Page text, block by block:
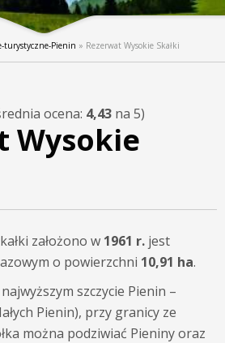
turystyczne-Pienin » Rezerwat Wysokie Skałki
ocena: 4,43 na 5)
Wysokie
założono w 1961 r. jest
o powierzchni 10,91 ha.
szczycie Pienin –
Pienin), przy granicy ze
można podziwiać Pieniny oraz